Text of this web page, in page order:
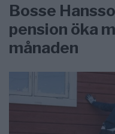
Bosse
pension öka
månaden